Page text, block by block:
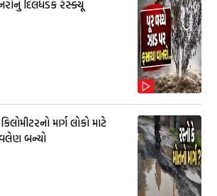
દિલધડક રેસ્ક્યૂ
માર્ગ લોકો માટે
બન્યો